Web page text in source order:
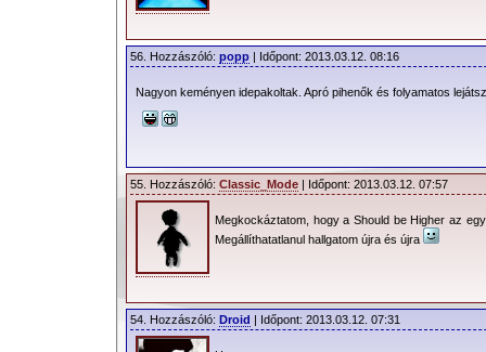
56. Hozzászóló: popp | Időpont: 2013.03.12. 08:16
Nagyon keményen idepakoltak. Apró pihenők és folyamatos
55. Hozzászóló: Classic_Mode | Időpont: 2013.03.12. 07:57
Megkockáztatom, hogy a Should be Higher az
Megállíthatatlanul hallgatom újra és újra
54. Hozzászóló: Droid | Időpont: 2013.03.12. 07:31